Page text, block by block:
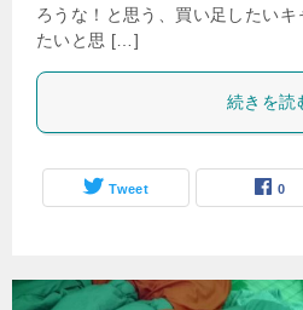
ろうな！と思う、買い足したい
たいと思 […]
続きを読
Tweet 0